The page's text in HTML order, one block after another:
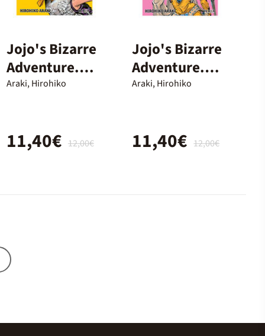
Jojo's Bizarre
Adventure.
Parte 7. Steel
Araki, Hirohiko
12,00€
11,40€
Jojo's Bizarre
Adventure.
Parte 7. Steel
Araki, Hirohiko
12,00€
11,40€